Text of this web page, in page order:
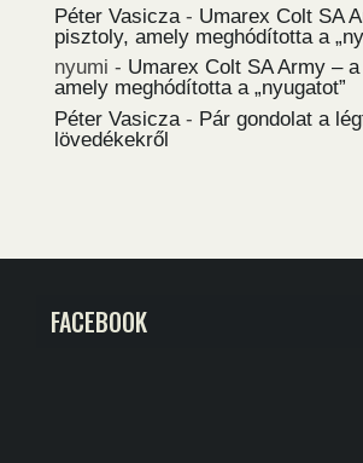
Péter Vasicza - Umarex Colt SA
pisztoly, amely meghódította a
nyumi - Umarex Colt SA Army –
amely meghódította a „nyugatot”
Péter Vasicza - Pár gondolat a
lövedékekről
FACEBOOK